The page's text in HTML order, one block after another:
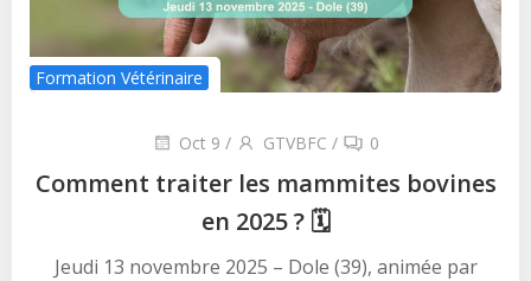
Formation Vétérinaire
Oct 9 / GTVBFC / 0
Comment traiter les mammites bovines
en 2025 ? 🗓
Jeudi 13 novembre 2025 – Dole (39), animée par